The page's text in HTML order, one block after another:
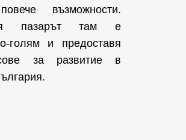
възможности.
пазарът там е
голям и предоставя
за развитие в